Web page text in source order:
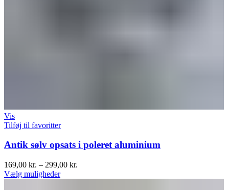
Vis
Tilføj til favoritter
Antik sølv opsats i poleret aluminium
169,00 kr. – 299,00 kr.
Vælg muligheder